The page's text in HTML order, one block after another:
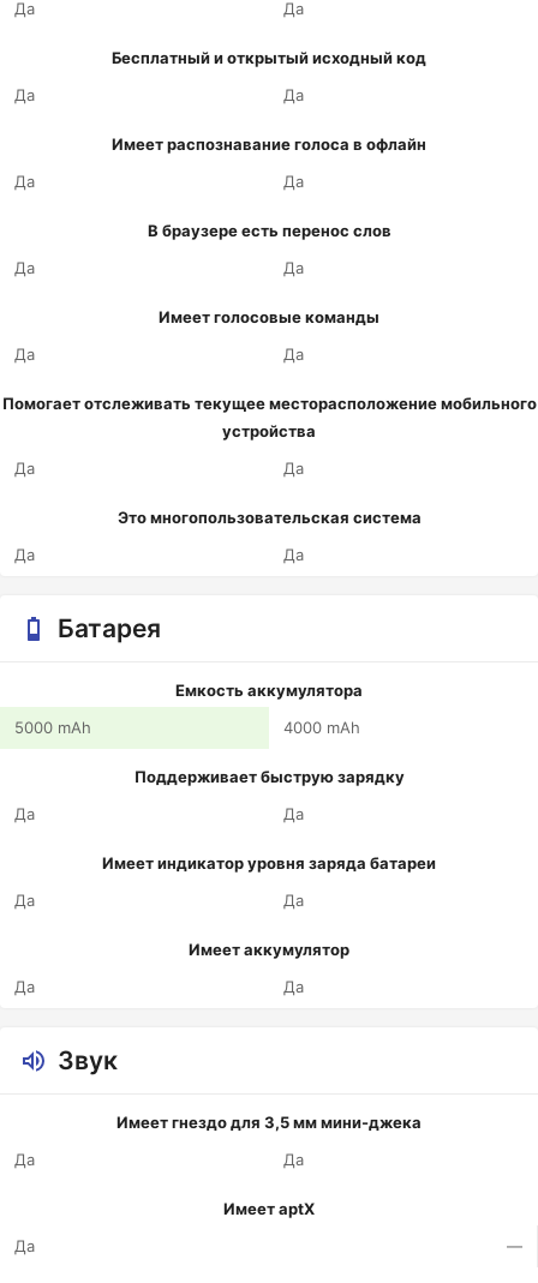
Да Да
Бесплатный и открытый исходный код
Да
Да
Имеет распознавание голоса в офлайн
Да
Да
В браузере есть перенос слов
Да
Да
Имеет голосовые команды
Да
Да
Помогает отслеживать текущее месторасположение мобильного
устройства
Да
Да
Это многопользовательская система
Да
Да
Батарея
Емкость аккумулятора
5000 mAh
4000 mAh
Поддерживает быструю зарядку
Да
Да
Имеет индикатор уровня заряда батареи
Да
Да
Имеет аккумулятор
Да
Да
Звук
Имеет гнездо для 3,5 мм мини-джека
Да
Да
Имеет aptX
Да
—